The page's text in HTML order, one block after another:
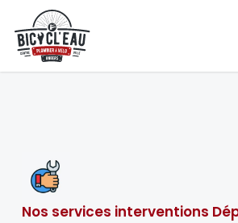
main
content
Nos services interventions